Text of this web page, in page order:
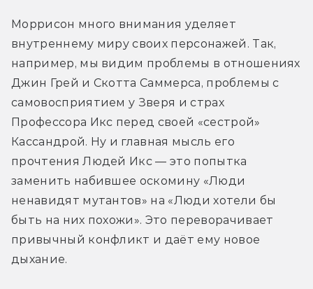
Моррисон много внимания уделяет
внутреннему миру своих персонажей. Так,
например, мы видим проблемы в отношениях
Джин Грей и Скотта Саммерса, проблемы с
самовосприятием у Зверя и страх
Профессора Икс перед своей «сестрой»
Кассандрой. Ну и главная мысль его
прочтения Людей Икс — это попытка
заменить набившее оскомину «Люди
ненавидят мутантов» на «Люди хотели бы
быть на них похожи». Это переворачивает
привычный конфликт и даёт ему новое
дыхание.